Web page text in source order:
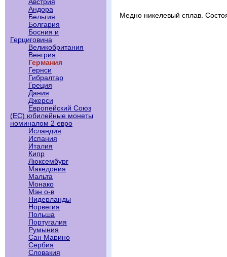
Австрия
Андора
Бельгия
Болгария
Босния и
Герциговина
Великобритания
Венгрия
Германия
Гернси
Гибралтар
Греция
Дания
Джерси
Европейский Союз
(ЕС) юбилейные монеты
номиналом 2 евро
Исландия
Испания
Италия
Кипр
Люксембург
Македония
Мальта
Монако
Мэн о-в
Нидерланды
Норвегия
Польша
Португалия
Румыния
Сан Марино
Сербия
Словакия
Медно никелевый сплав.